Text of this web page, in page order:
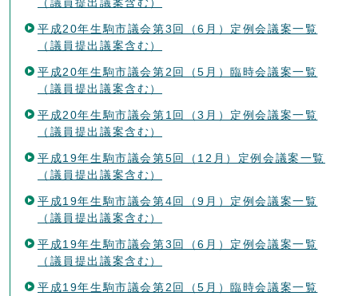
平成20年生駒市議会第3回（6月）定例会議案一覧
（議員提出議案含む）
平成20年生駒市議会第2回（5月）臨時会議案一覧
（議員提出議案含む）
平成20年生駒市議会第1回（3月）定例会議案一覧
（議員提出議案含む）
平成19年生駒市議会第5回（12月）定例会議案一覧
（議員提出議案含む）
平成19年生駒市議会第4回（9月）定例会議案一覧
（議員提出議案含む）
平成19年生駒市議会第3回（6月）定例会議案一覧
（議員提出議案含む）
平成19年生駒市議会第2回（5月）臨時会議案一覧